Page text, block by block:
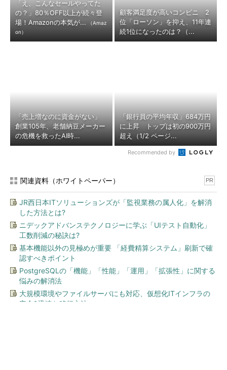
「え、こんなセールやってた
の？」80％OFF以上が続々登
場！Amazonの本気が...
（Amaz
on）
顧客満足度が高いコンビニ 2
位「ローソン」を抑え、11年連
続1位になったのは？（...
「売上増なのに資金がない」
創業105年、老舗納豆メーカー
の危機を救ったAI時...
「銀行員の平均年収」684万円
に上昇 トップは初の900万円
超え（1/2 ページ...
Recommended by
関連資料（ホワイトペーパー） PR
JR西日本ITソリューションズが「監視業務の属人化」を解消
した方法とは?
ニデックアドバンステクノロジーに学ぶ「UIテスト自動化」
工数削減の秘訣は?
基本機能以外の見極めが重要 「経費精算システム」刷新で確
認すべきポイント
PostgreSQLの「機能」「性能」「運用」「拡張性」に関する
悩みの解消法
大規模環境やファイルサーバにも対応、仮想化ITインフラの
安全&迅速な移行方法